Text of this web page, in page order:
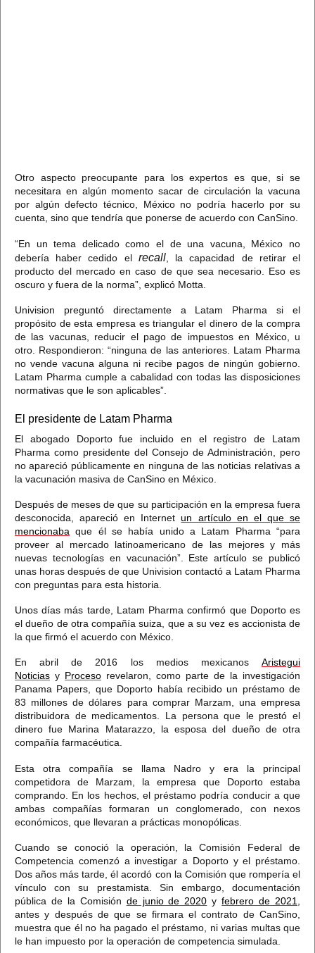
Otro aspecto preocupante para los expertos es que, si se
necesitara en algún momento sacar de circulación la vacuna
por algún defecto técnico, México no podría hacerlo por su
cuenta, sino que tendría que ponerse de acuerdo con CanSino.
“En un tema delicado como el de una vacuna, México no
debería haber cedido el recall, la capacidad de retirar el
producto del mercado en caso de que sea necesario. Eso es
oscuro y fuera de la norma”, explicó Motta.
Univision preguntó directamente a Latam Pharma si el
propósito de esta empresa es triangular el dinero de la compra
de las vacunas, reducir el pago de impuestos en México, u
otro. Respondieron: “ninguna de las anteriores. Latam Pharma
no vende vacuna alguna ni recibe pagos de ningún gobierno.
Latam Pharma cumple a cabalidad con todas las disposiciones
normativas que le son aplicables”.
El presidente de Latam Pharma
El abogado Doporto fue incluido en el registro de Latam
Pharma como presidente del Consejo de Administración, pero
no apareció públicamente en ninguna de las noticias relativas a
la vacunación masiva de CanSino en México.
Después de meses de que su participación en la empresa fuera
desconocida, apareció en Internetun artículo en el que se
mencionaba que él se había unido a Latam Pharma “para
proveer al mercado latinoamericano de las mejores y más
nuevas tecnologías en vacunación”. Este artículo se publicó
unas horas después de que Univision contactó a Latam Pharma
con preguntas para esta historia.
Unos días más tarde, Latam Pharma confirmó que Doporto es
el dueño de otra compañía suiza, que a su vez es accionista de
la que firmó el acuerdo con México.
En abril de 2016 los medios mexicanos Aristegui
Noticias y Proceso revelaron, como parte de la investigación
Panama Papers, que Doporto había recibido un préstamo de
83 millones de dólares para comprar Marzam, una empresa
distribuidora de medicamentos. La persona que le prestó el
dinero fue Marina Matarazzo, la esposa del dueño de otra
compañía farmacéutica.
Esta otra compañía se llama Nadro y era la principal
competidora de Marzam, la empresa que Doporto estaba
comprando. En los hechos, el préstamo podría conducir a que
ambas compañías formaran un conglomerado, con nexos
económicos, que llevaran a prácticas monopólicas.
Cuando se conoció la operación, la Comisión Federal de
Competencia comenzó a investigar a Doporto y el préstamo.
Dos años más tarde, él acordó con la Comisión que rompería el
vínculo con su prestamista. Sin embargo, documentación
pública de la Comisión de junio de 2020 yfebrero de 2021
antes y después de que se firmara el contrato de CanSino,
muestra que él no ha pagado el préstamo, ni varias multas que
le han impuesto por la operación de competencia simulada.